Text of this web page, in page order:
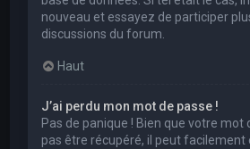
nouveau et essayez de participer
discussions du forum.
Haut
J’ai perdu mon mot de passe !
Pas de panique ! Bien que votre mot
pas être récupéré, il peut facilement